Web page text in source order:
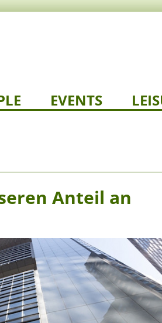
EVENTS
Anteil an